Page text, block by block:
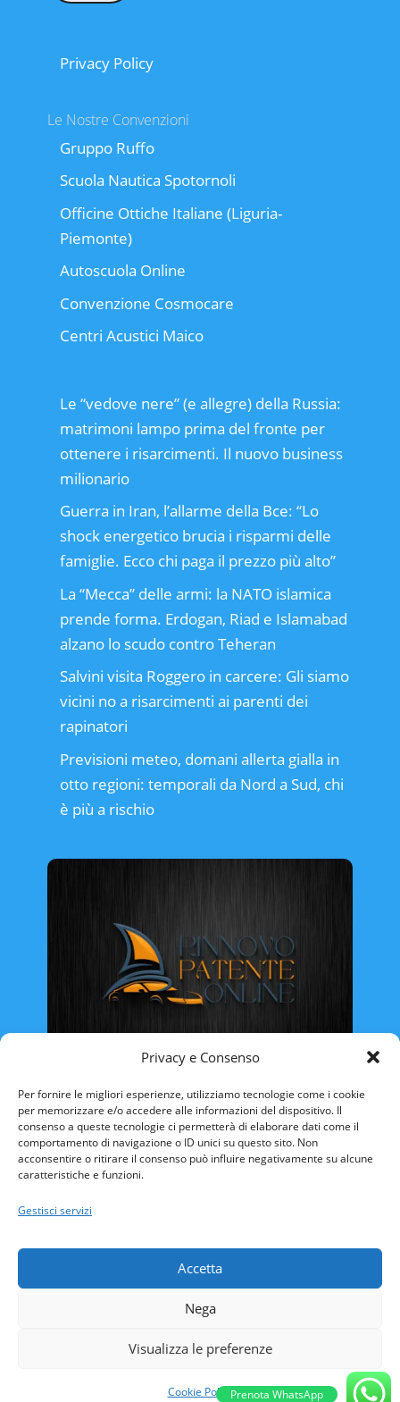
Privacy e Consenso
Per fornire le migliori esperienze, utilizziamo tecnologie come i cookie
per memorizzare e/o accedere alle informazioni del dispositivo. Il
consenso a queste tecnologie ci permetterà di elaborare dati come il
comportamento di navigazione o ID unici su questo sito. Non
acconsentire o ritirare il consenso può influire negativamente su alcune
caratteristiche e funzioni.
Gestisci servizi
Accetta
Nega
Visualizza le preferenze
Cookie Policy
Privacy Policy
Le Nostre Convenzioni
Gruppo Ruffo
Scuola Nautica Spotornoli
Officine Ottiche Italiane (Liguria-
Piemonte)
Autoscuola Online
Convenzione Cosmocare
Centri Acustici Maico
Le “vedove nere” (e allegre) della Russia:
matrimoni lampo prima del fronte per
ottenere i risarcimenti. Il nuovo business
milionario
Guerra in Iran, l’allarme della Bce: “Lo
shock energetico brucia i risparmi delle
famiglie. Ecco chi paga il prezzo più alto”
La “Mecca” delle armi: la NATO islamica
prende forma. Erdogan, Riad e Islamabad
alzano lo scudo contro Teheran
Salvini visita Roggero in carcere: Gli siamo
vicini no a risarcimenti ai parenti dei
rapinatori
Previsioni meteo, domani allerta gialla in
otto regioni: temporali da Nord a Sud, chi
è più a rischio
CAMPANIA
FRIULI VENEZIA-GIULIA
LAZIO
LIGURIA
SARDEGNA
TOSCANA
TRENTINO ALTO-ADIGE
Prenota WhatsApp